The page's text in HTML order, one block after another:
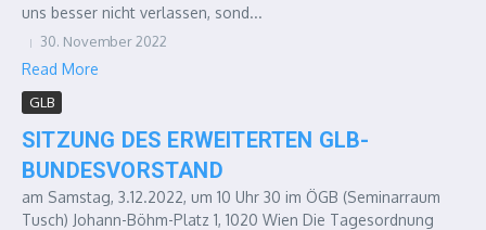
uns besser nicht verlassen, sond...
30. November 2022
Read More
GLB
SITZUNG DES ERWEITERTEN GLB-
BUNDESVORSTAND
am Samstag, 3.12.2022, um 10 Uhr 30 im ÖGB (Seminarraum
Tusch) Johann-Böhm-Platz 1, 1020 Wien Die Tagesordnung